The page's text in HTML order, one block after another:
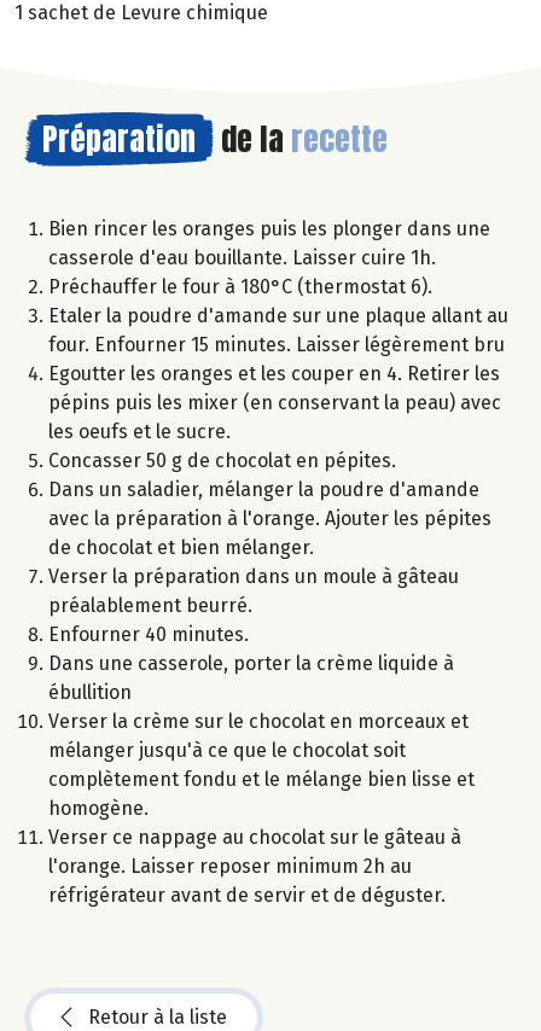
1 sachet de Levure chimique
Préparation de la recette
Bien rincer les oranges puis les plonger dans une
casserole d'eau bouillante. Laisser cuire 1h.
Préchauffer le four à 180°C (thermostat 6).
Etaler la poudre d'amande sur une plaque allant au
four. Enfourner 15 minutes. Laisser légèrement bru
Egoutter les oranges et les couper en 4. Retirer les
pépins puis les mixer (en conservant la peau) avec
les oeufs et le sucre.
Concasser 50 g de chocolat en pépites.
Dans un saladier, mélanger la poudre d'amande
avec la préparation à l'orange. Ajouter les pépites
de chocolat et bien mélanger.
Verser la préparation dans un moule à gâteau
préalablement beurré.
Enfourner 40 minutes.
Dans une casserole, porter la crème liquide à
ébullition
Verser la crème sur le chocolat en morceaux et
mélanger jusqu'à ce que le chocolat soit
complètement fondu et le mélange bien lisse et
homogène.
Verser ce nappage au chocolat sur le gâteau à
l'orange. Laisser reposer minimum 2h au
réfrigérateur avant de servir et de déguster.
Retour à la liste